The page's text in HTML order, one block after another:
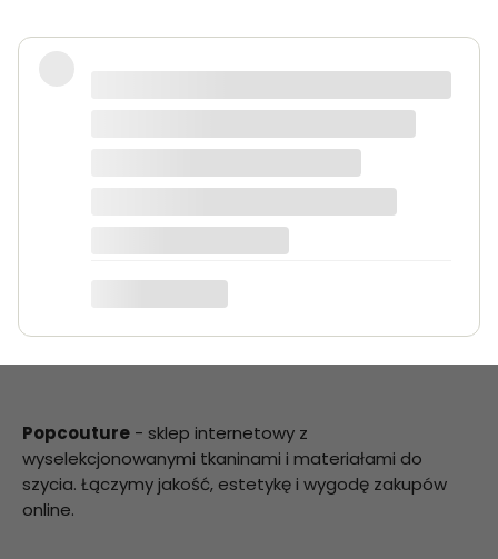
Bardzo dobra jakość tkanin, kolory
dokładnie takie jak na zdjęciach.
Zamówienie przyszło szybko i było
Anna K.
Popcouture - sklep internetowy z
wyselekcjonowanymi tkaninami i materiałami do
szycia. Łączymy jakość, estetykę i wygodę zakupów
online.